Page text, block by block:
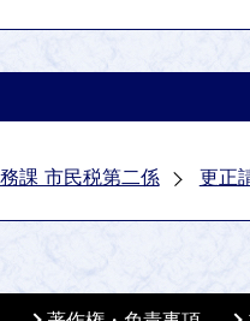
課 市民税第二係 更正